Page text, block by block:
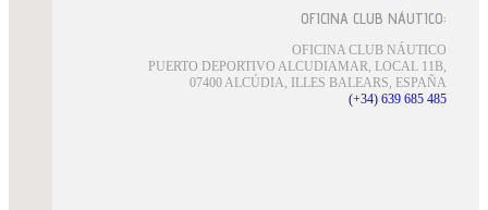
OFICINA CLUB NÁUTICO:
OFICINA CLUB NÁUTICO
PUERTO DEPORTIVO ALCUDIAMAR, LOCAL 11B,
07400 ALCÚDIA, ILLES BALEARS, ESPAÑA
(+34) 639 685 485